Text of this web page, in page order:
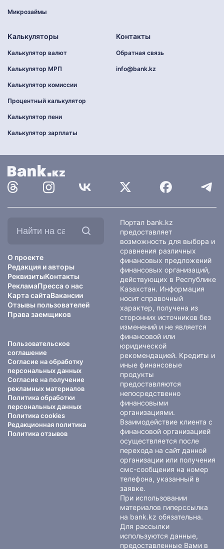
Микрозаймы
Калькуляторы
Калькулятор валют
Калькулятор МРП
Калькулятор комиссии
Процентный калькулятор
Калькулятор пени
Калькулятор зарплаты
Контакты
Обратная связь
info@bank.kz
О проекте
Редакция и авторы
РеквизитыКонтакты
РекламаПресса о нас
Карта сайтаВакансии
Отзывы пользователей
Права заемщиков
Пользовательское
соглашение
Согласие на обработку
персональных данных
Согласие на получение
рекламных материалов
Политика обработки
персональных данных
Политика cookies
Редакционная политика
Политика отзывов
Портал bank.kz
предоставляет
возможность для выбора и
сравнения различных
финансовых предложений
финансовых организаций,
действующих в Республике
Казахстан. Информация
носит справочный
характер, получена из
сторонних источников без
изменений и не является
финансовой или
юридической
рекомендацией. Кредиты и
иные финансовые
продукты
предоставляются
непосредственно
финансовыми
организациями.
Взаимодействие клиента с
финансовой организацией
осуществляется после
перехода на сайт данной
организации или получения
смс-сообщения на номер
телефона, указанный в
заявке.
При использовании
материалов гиперссылка
на bank.kz обязательна.
Для рассылки
используются данные,
предоставленные Вами в